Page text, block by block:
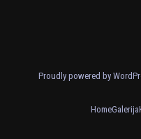
Proudly powered by
HomeGalerija